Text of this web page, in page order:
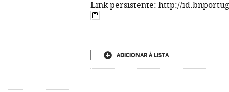
Link persistente: http://
ADICIONAR À LISTA